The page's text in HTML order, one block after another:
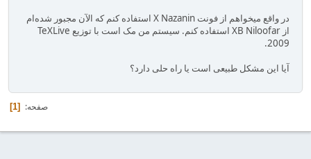
در واقع میخواهم از فونت X Nazanin استفاده کنم که الآن مجبور شده‌ام
از XB Niloofar استفاده کنم. سیستم من مک است با توزیع TeXLive
2009.
آیا این مشکل طبیعی است یا راه حلی دارد؟
صفحه 1